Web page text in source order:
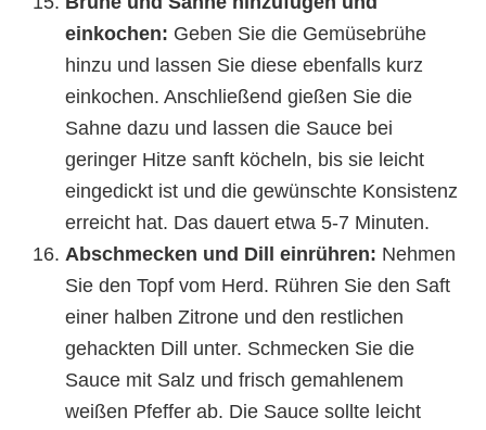
einkochen: Geben Sie die Gemüsebrühe
hinzu und lassen Sie diese ebenfalls kurz
einkochen. Anschließend gießen Sie die
Sahne dazu und lassen die Sauce bei
geringer Hitze sanft köcheln, bis sie leicht
eingedickt ist und die gewünschte Konsistenz
erreicht hat. Das dauert etwa 5-7 Minuten.
Abschmecken und Dill einrühren: Nehmen
Sie den Topf vom Herd. Rühren Sie den Saft
einer halben Zitrone und den restlichen
gehackten Dill unter. Schmecken Sie die
Sauce mit Salz und frisch gemahlenem
weißen Pfeffer ab. Die Sauce sollte leicht